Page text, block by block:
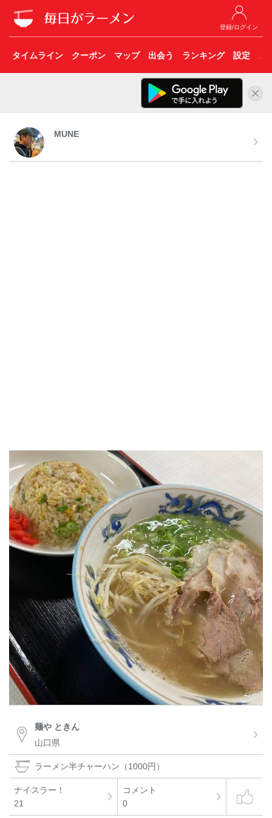
登録/ログイン
タイムライン クーポン マップ 出会う ランキング 設定 こ
MUNE
麺や ときん
山口県
ラーメン半チャーハン（1000円）
ナイスラー！
21
コメント
0